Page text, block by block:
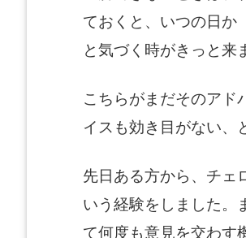
ておくと、いつの日か
と気づく時がきっと来
こちらがまだそのアド
イスも効き目がない、
先日ある方から、チェ
いう経験をしました。
て何度も意見を交わす